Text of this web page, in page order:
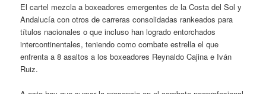
El cartel mezcla a boxeadores emergentes de la Costa del Sol y
Andalucía con otros de carreras consolidadas rankeados para
títulos nacionales o que incluso han logrado entorchados
intercontinentales, teniendo como combate estrella el que
enfrenta a 8 asaltos a los boxeadores Reynaldo Cajina e Iván
Ruiz.